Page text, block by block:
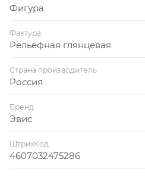
Фигура
Фактура
Рельефная глянцевая
Страна производитель
Россия
Бренд
Эвис
ШтрихКод
4607032475286